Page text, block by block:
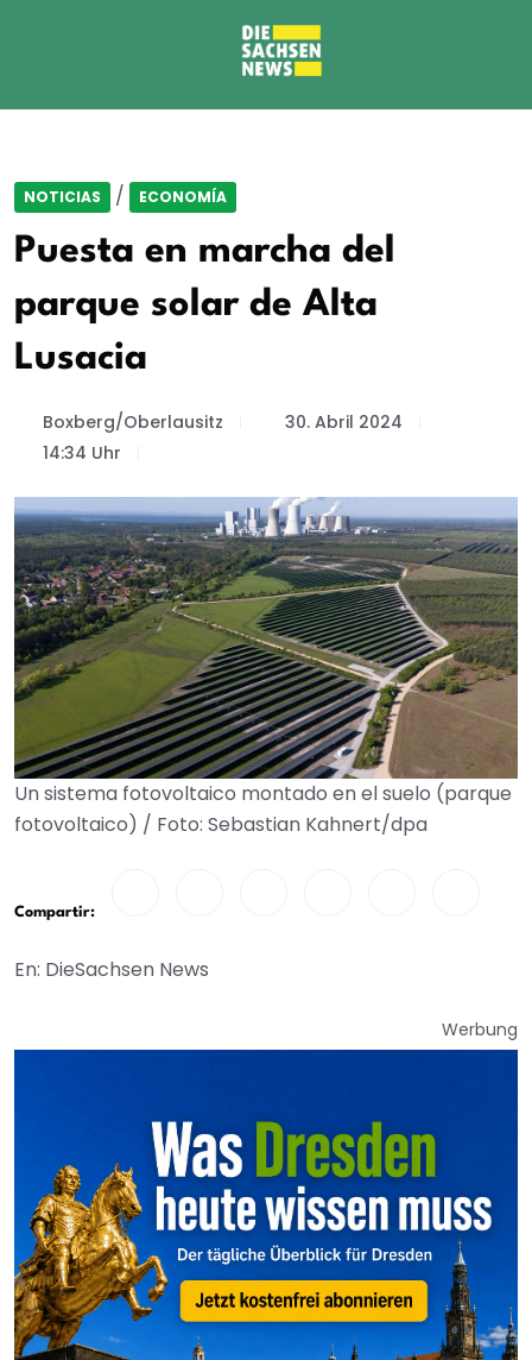
NOTICIAS / ECONOMÍA
Puesta en marcha del
parque solar de Alta
Lusacia
Boxberg/Oberlausitz
30. Abril 2024
14:34 Uhr
Un sistema fotovoltaico montado en el suelo (parque
fotovoltaico) / Foto: Sebastian Kahnert/dpa
Compartir:
En: DieSachsen News
Werbung